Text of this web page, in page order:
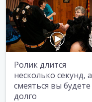
Ролик длится
несколько секунд, а
смеяться вы будете
долго